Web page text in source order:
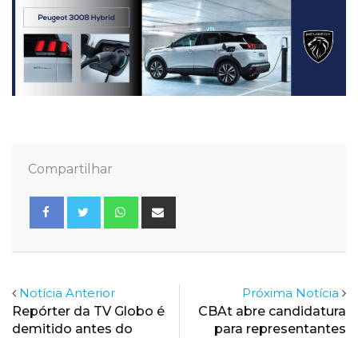
Compartilhar
Whatsapp
Notícia Anterior
Repórter da TV Globo é
demitido antes do
Próxima Notícia
CBAt abre candidatura
para representantes